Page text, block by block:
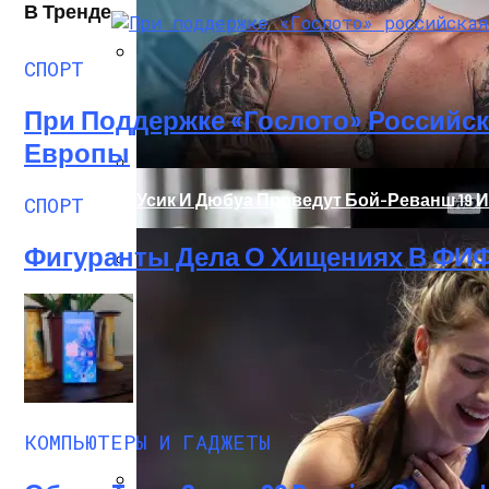
Два Прораба — Информационный
Проект Дома С Верандой И Террасой +
Обновлённый Apple Mac Pro — Обзор
Усик И Дюбуа Проведут Бой-Реванш 19
В Тренде
СПОРТ
При Поддержке «Гослото»
Европы
СПОРТ
Фигуранты Дела О Хищениях В
КОМПЬЮТЕРЫ И ГАДЖЕТЫ